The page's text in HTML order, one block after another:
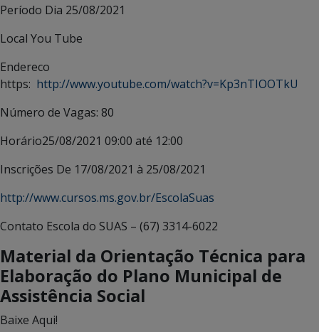
Período Dia 25/08/2021
Local You Tube
Endereco
https: http://www.youtube.com/watch?v=Kp3nTIOOTkU
Número de Vagas: 80
Horário25/08/2021 09:00 até 12:00
Inscrições De 17/08/2021 à 25/08/2021
http://www.cursos.ms.gov.br/EscolaSuas
Contato Escola do SUAS – (67) 3314-6022
Material da Orientação Técnica para
Elaboração do Plano Municipal de
Assistência Social
Baixe Aqui!